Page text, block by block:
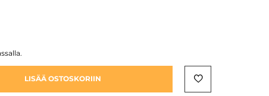
LISÄÄ OSTOSKORIIN